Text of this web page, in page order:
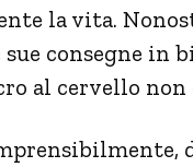
la vita.
consegne in
al cervello non